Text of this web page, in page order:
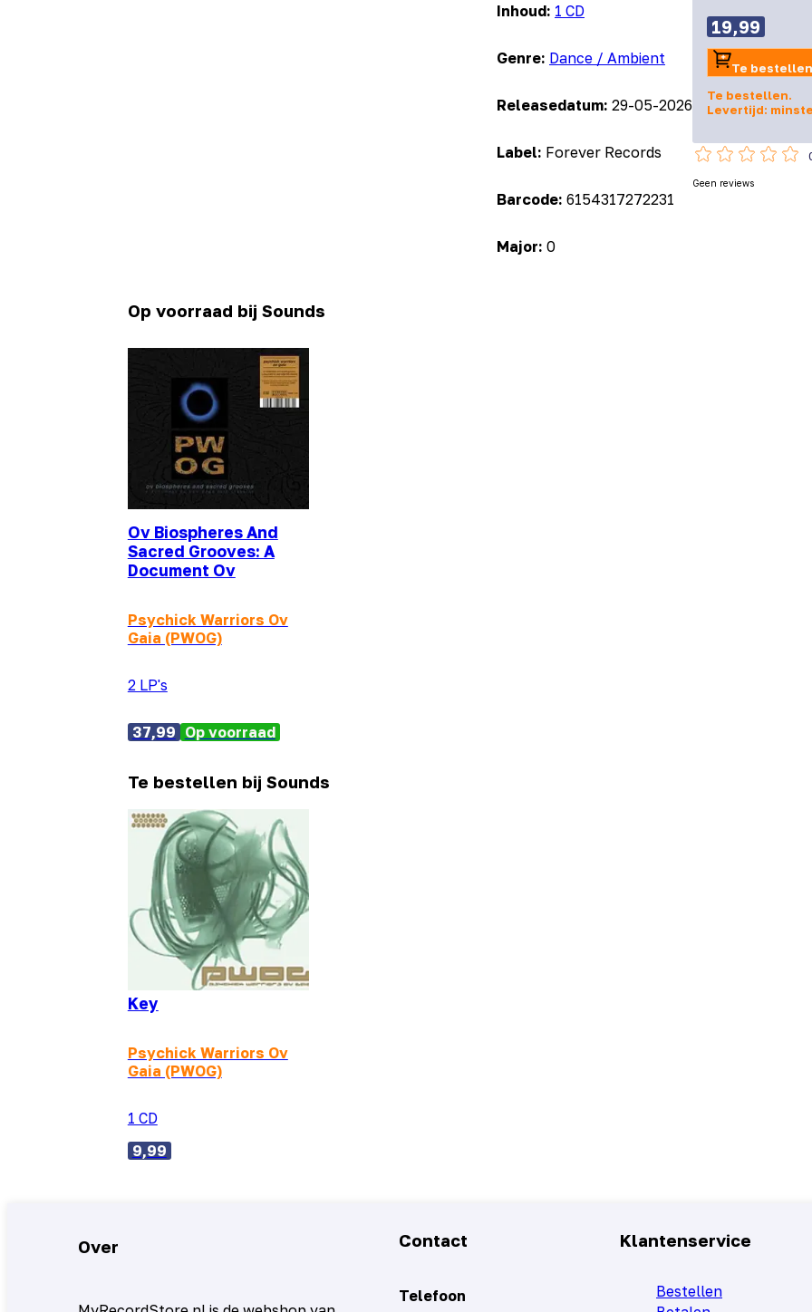
Inhoud: 1 CD
Genre: Dance / Ambient
Releasedatum: 29-05-2026
Label: Forever Records
Barcode: 6154317272231
Major: 0
19,99
Te bestellen
Te bestellen.
Levertijd:
Geen reviews
Op voorraad bij Sounds
Ov Biospheres And
Sacred Grooves: A
Document Ov
Psychick Warriors Ov
Gaia (PWOG)
2 LP's
37,99 Op voorraad
Te bestellen bij Sounds
Key
Psychick Warriors Ov
Gaia (PWOG)
1 CD
9,99
Over Contact
Telefoon
Klantenservice
Bestellen